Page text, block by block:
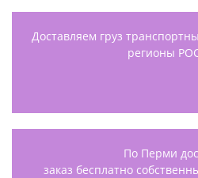
Доставляем груз
регионы
По Перми
заказ бесплатно